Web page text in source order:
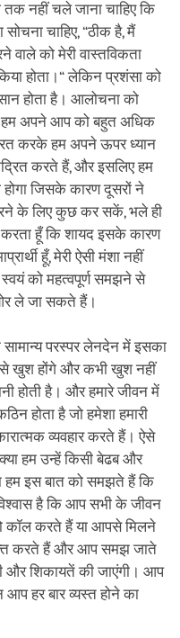
नहीं चले जाना चाहिए कि
चाहिए, “ठीक है, मैं
वाले को मेरी वास्तविकता
होता।“ लेकिन प्रशंसा को
होता है। आलोचना को
हम अपने आप को बहुत अधिक
करके हम अपने ऊपर ध्यान
करते हैं, और इसलिए हम
होगा जिसके कारण दूसरों ने
के लिए कुछ कर सकें, भले ही
करता हूँ कि शायद इसके कारण
हूँ, मेरी ऐसी मंशा नहीं
को महत्वपूर्ण समझने से
ले जा सकते हैं।
परस्पर लेनदेन में इसका
से खुश होंगे और कभी खुश नहीं
होती है। और हमारे जीवन में
होता है जो हमेशा हमारी
व्यवहार करते हैं। ऐसे
क्या हम उन्हें किसी बेढब और
हम इस बात को समझते हैं कि
है कि आप सभी के जीवन
कॉल करते हैं या आपसे मिलने
करते हैं और आप समझ जाते
और शिकायतें की जाएंगी। आप
हर बार व्यस्त होने का